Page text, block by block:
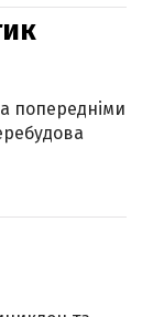
попередніми